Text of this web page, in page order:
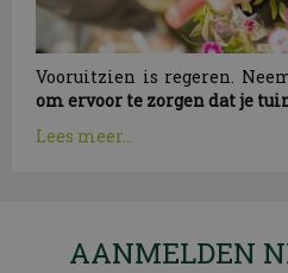
Vooruitzien is regeren.
om ervoor te zorgen dat je
Lees meer...
AANMELDEN